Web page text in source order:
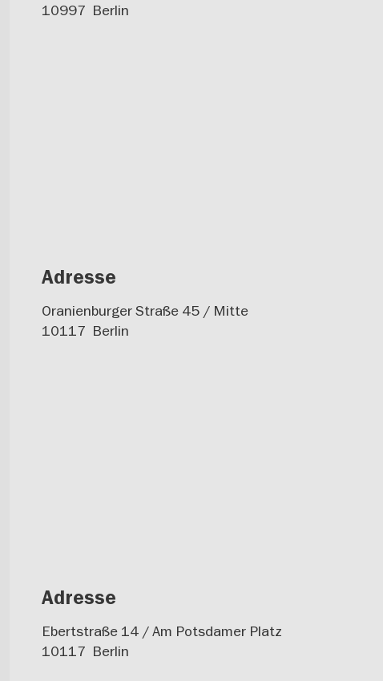
10997 Berlin
Adresse
Oranienburger Straße 45 / Mitte
10117 Berlin
Adresse
Ebertstraße 14 / Am Potsdamer Platz
10117 Berlin